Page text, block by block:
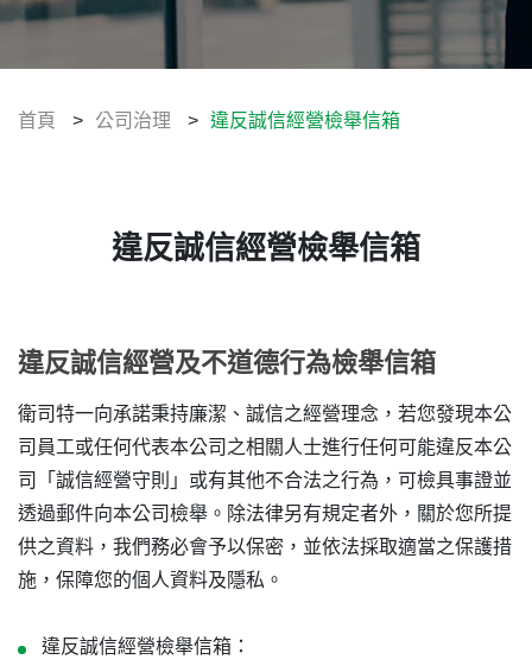
企業誠信經營
公司治理相關規章
資訊安全管理
人力資源
聯絡我們
首頁 > 公司治理 > 違反誠信經營檢舉信箱
違反誠信經營檢舉信箱
違反誠信經營及不道德行為檢舉信箱
衛司特一向承諾秉持廉潔、誠信之經營理念，若您發現本公
司員工或任何代表本公司之相關人士進行任何可能違反本公
司「誠信經營守則」或有其他不合法之行為，可檢具事證並
透過郵件向本公司檢舉。除法律另有規定者外，關於您所提
供之資料，我們務必會予以保密，並依法採取適當之保護措
施，保障您的個人資料及隱私。
違反誠信經營檢舉信箱：